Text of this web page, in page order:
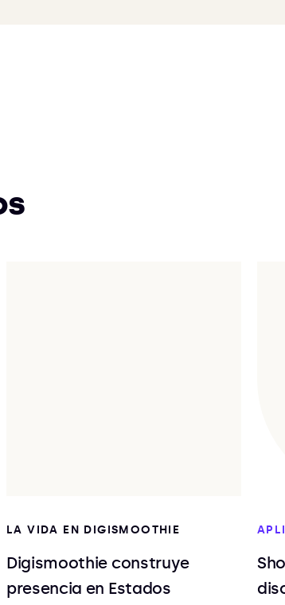
LA VIDA EN DIGISMOOTHIE
Digismoothie construye
presencia en Estados